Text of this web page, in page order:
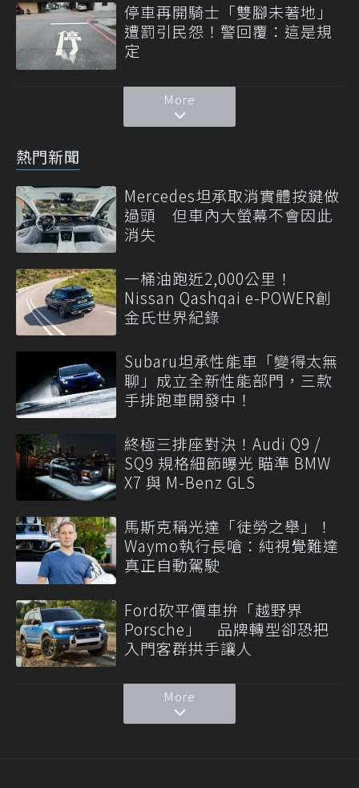
停車再開騎士「雙腳未著地」
遭罰引民怨！警回覆：這是規
定
More
熱門新聞
Mercedes坦承取消實體按鍵做
過頭 但車內大螢幕不會因此
消失
一桶油跑近2,000公里！
Nissan Qashqai e-POWER創
金氏世界紀錄
Subaru坦承性能車「變得太無
聊」成立全新性能部門，三款
手排跑車開發中！
終極三排座對決！Audi Q9 /
SQ9 規格細節曝光 瞄準 BMW
X7 與 M-Benz GLS
馬斯克稱光達「徒勞之舉」！
Waymo執行長嗆：純視覺難達
真正自動駕駛
Ford砍平價車拚「越野界
Porsche」 品牌轉型卻恐把
入門客群拱手讓人
More